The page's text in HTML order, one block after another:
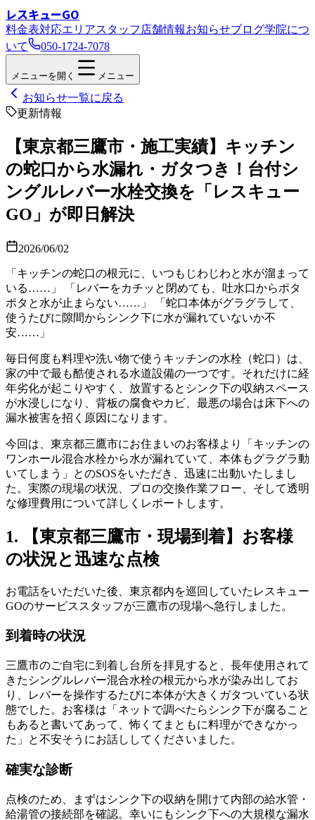
レスキューGO
料金表対応エリアスタッフ 店舗情報お知らせブログ学院につ
いて
050-1724-7078
メニューを開く メニュー
お知らせ一覧に戻る
更新情報
【東京都三鷹市・施工実績】キッチン
の蛇口から水漏れ・ガタつき！台付シ
ングルレバー水栓交換を「レスキュー
GO」が即日解決
2026/06/02
「キッチンの蛇口の根元に、いつもじわじわと水が溜まって
いる……」 「レバーをカチッと閉めても、吐水口からポタ
ポタと水が止まらない……」 「蛇口本体がグラグラして、
使うたびに隙間からシンク下に水が漏れていないか不
安……」
毎日何度も料理や洗い物で使うキッチンの水栓（蛇口）は、
家の中で最も酷使される水道設備の一つです。それだけに経
年劣化が起こりやすく、放置するとシンク下の収納スペース
が水浸しになり、背板の腐食やカビ、最悪の場合は床下への
漏水被害を招く原因になります。
今回は、東京都三鷹市にお住まいのお客様より「キッチンの
ワンホール混合水栓から水が漏れていて、本体もグラグラ動
いてしまう」とのSOSをいただき、迅速に出動いたしまし
た。実際の現場の状況、プロの交換作業フロー、そして透明
な修理費用について詳しくレポートします。
1. 【東京都三鷹市・現場到着】お客様
の状況と迅速な点検
お電話をいただいた後、東京都内を巡回していたレスキュー
GOのサービススタッフが三鷹市の現場へ急行しました。
到着時の状況
三鷹市のご自宅に到着し台所を拝見すると、長年使用されて
きたシングルレバー混合水栓の根元から水が染み出してお
り、レバーを操作するたびに本体が大きくガタついている状
態でした。お客様は「ネットで調べたらシンク下が腐ること
もあると書いてあって、怖くてまともに料理ができなかっ
た」と不安そうにお話ししてくださいました。
確実な診断
点検のため、まずはシンク下の収納を開けて内部の給水管・
給湯管の接続部を確認。幸いにもシンク下への大規模な漏水